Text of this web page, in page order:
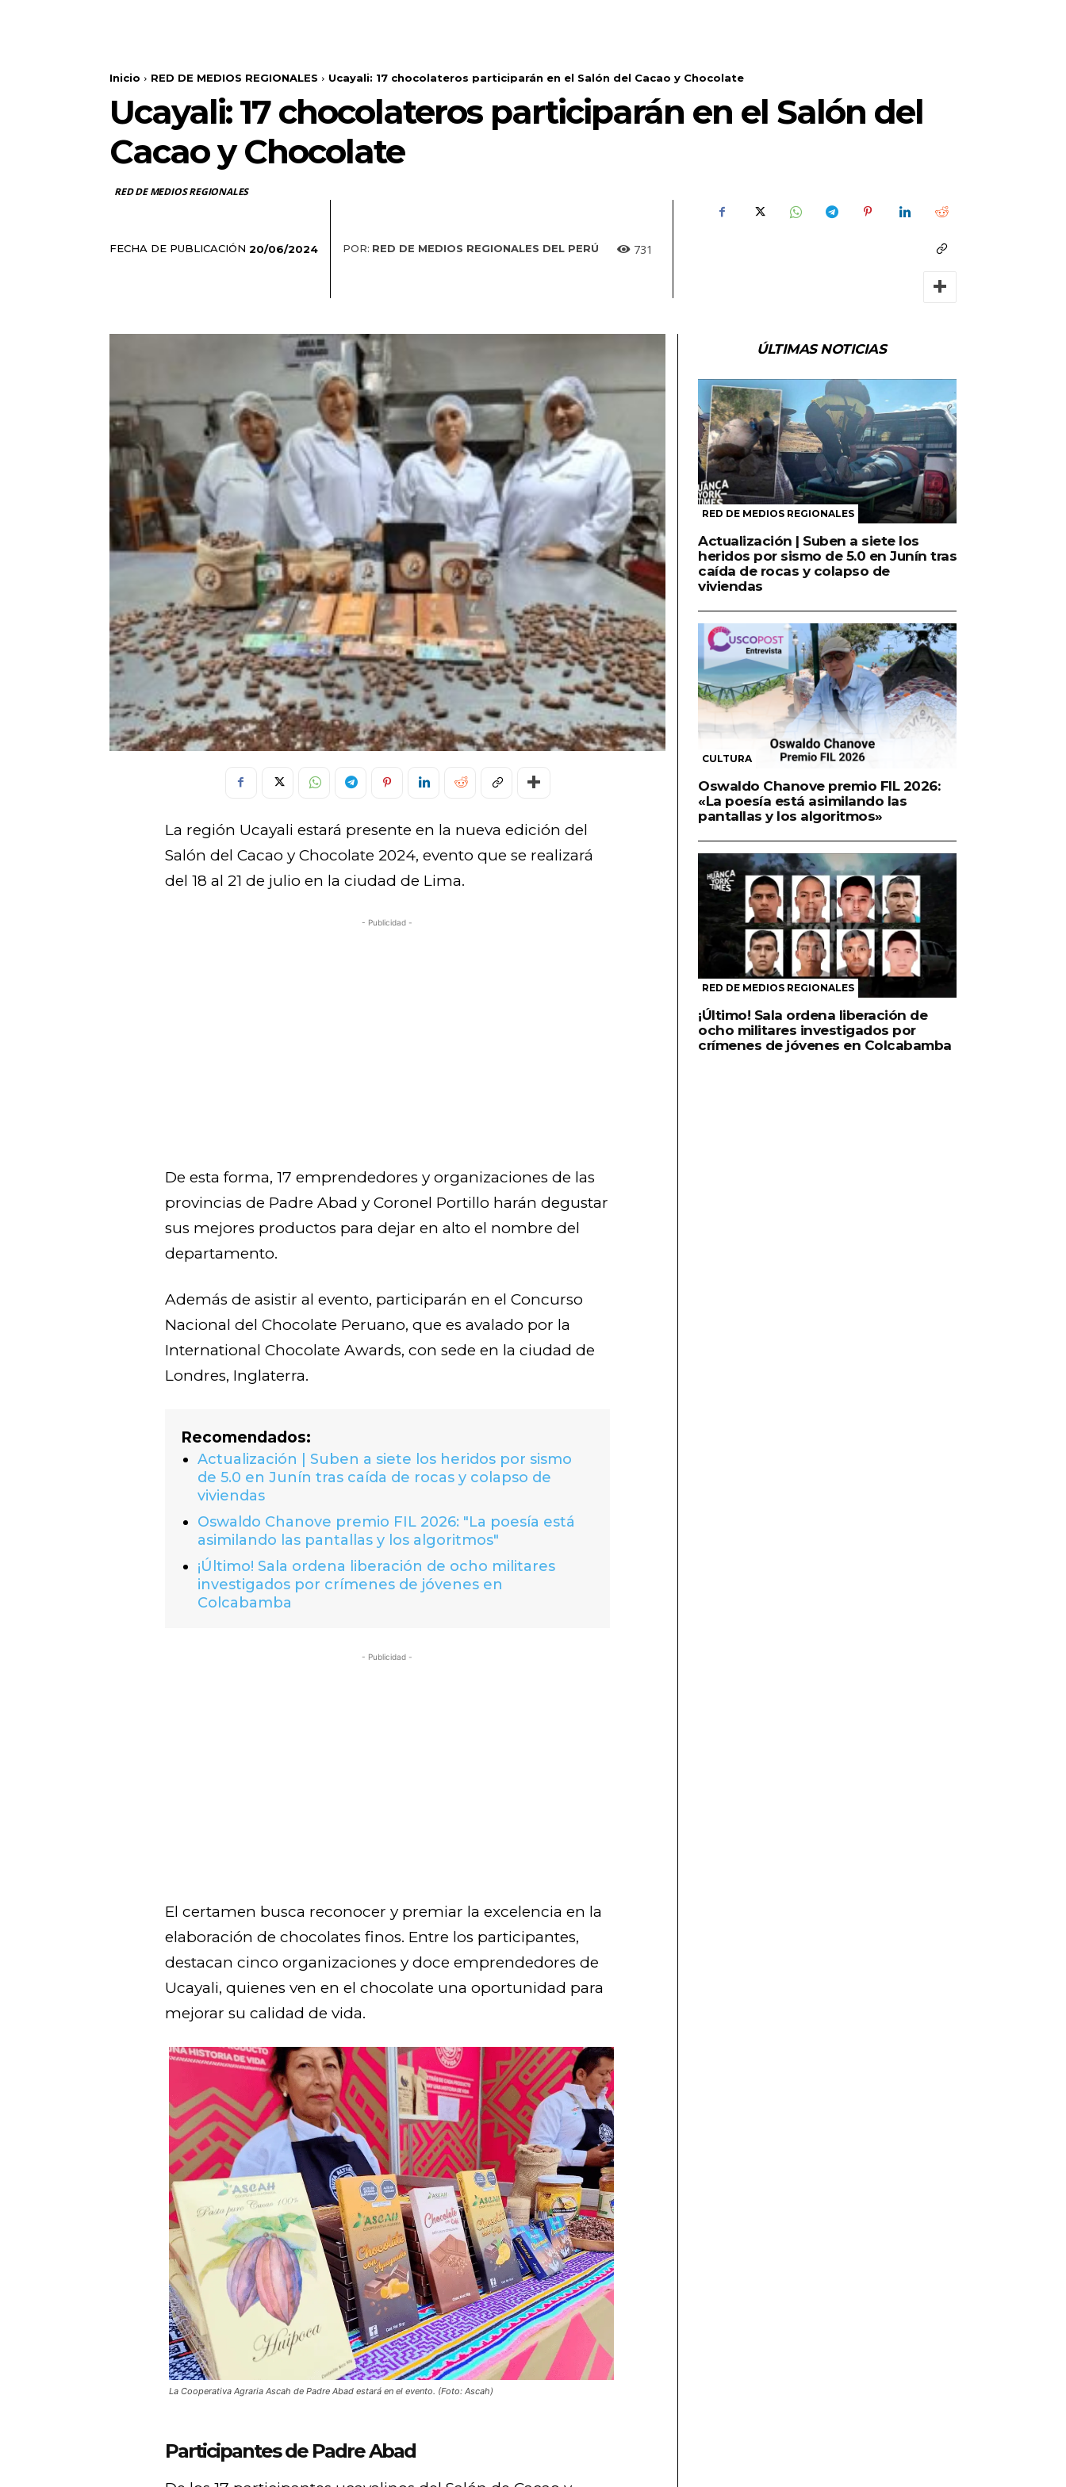
Inicio RED DE MEDIOS REGIONALES Ucayali: 17 chocolateros participarán en el Salón del Cacao y Chocolate
Ucayali: 17 chocolateros participarán en el Salón del
Cacao y Chocolate
RED DE MEDIOS REGIONALES
FECHA DE PUBLICACIÓN 20/06/2024 POR: RED DE MEDIOS REGIONALES DEL PERÚ 731
La región Ucayali estará presente en la nueva edición del
Salón del Cacao y Chocolate 2024, evento que se realizará
del 18 al 21 de julio en la ciudad de Lima.
- Publicidad -
De esta forma, 17 emprendedores y organizaciones de las
provincias de Padre Abad y Coronel Portillo harán degustar
sus mejores productos para dejar en alto el nombre del
departamento.
Además de asistir al evento, participarán en el Concurso
Nacional del Chocolate Peruano, que es avalado por la
International Chocolate Awards, con sede en la ciudad de
Londres, Inglaterra.
Recomendados:
Actualización | Suben a siete los heridos por sismo
de 5.0 en Junín tras caída de rocas y colapso de
viviendas
Oswaldo Chanove premio FIL 2026: "La poesía está
asimilando las pantallas y los algoritmos"
¡Último! Sala ordena liberación de ocho militares
investigados por crímenes de jóvenes en
Colcabamba
- Publicidad -
El certamen busca reconocer y premiar la excelencia en la
elaboración de chocolates finos. Entre los participantes,
destacan cinco organizaciones y doce emprendedores de
Ucayali, quienes ven en el chocolate una oportunidad para
mejorar su calidad de vida.
La Cooperativa Agraria Ascah de Padre Abad estará en el evento. (Foto: Ascah)
Participantes de Padre Abad
ÚLTIMAS NOTICIAS
RED DE MEDIOS REGIONALES
Actualización | Suben a siete los
heridos por sismo de 5.0 en Junín tras
caída de rocas y colapso de
viviendas
CULTURA
Oswaldo Chanove premio FIL 2026:
«La poesía está asimilando las
pantallas y los algoritmos»
RED DE MEDIOS REGIONALES
¡Último! Sala ordena liberación de
ocho militares investigados por
crímenes de jóvenes en Colcabamba